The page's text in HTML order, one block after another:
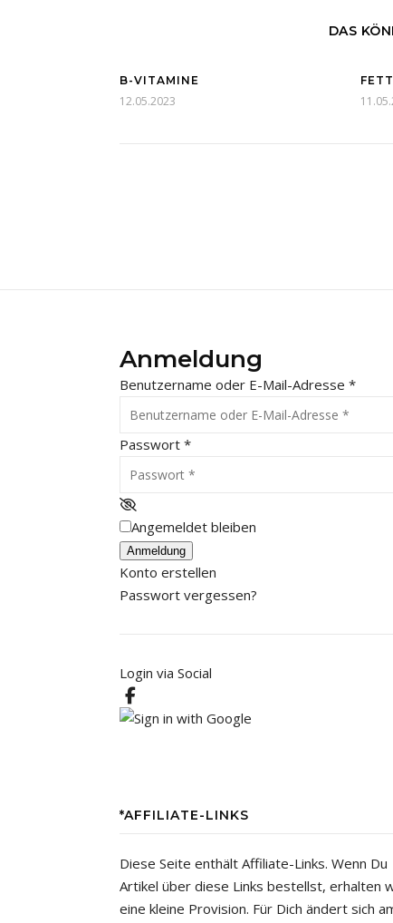
DAS
B-VITAMINE
12.05.2023
Anmeldung
Benutzername oder E-Mail-Adresse *
Passwort *
Angemeldet bleiben
Anmeldung
Konto erstellen
Passwort vergessen?
Login via Social
*AFFILIATE-LINKS
Diese Seite enthält Affiliate-Links. Wenn Du
Artikel über diese Links bestellst, erhalten
eine kleine Provision. Für Dich ändert sich